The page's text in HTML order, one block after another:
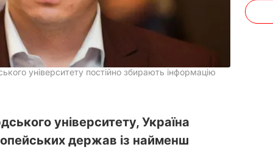
університету постійно збирають інформацію
університету, Україна
держав із найменш